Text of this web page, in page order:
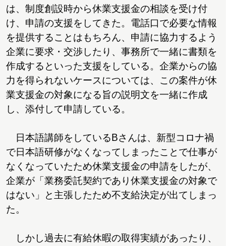
は、制度創設時から休業支援金の相談を受け付
け、申請の支援をしてきた。電話口で必要な情報
を提供することはもちろん、申請に協力するよう
企業に要求・交渉したり、事務所で一緒に書類を
作成するといった支援をしている。企業からの協
力を得られないケースについては、この案件が休
業支援金の対象になる旨の説明文を一緒に作成
し、添付して申請している。
日本語講師をしているBさんは、新型コロナ禍
で日本語研修がなくなってしまったことで仕事が
なくなっていたため休業支援金の申請をしたが、
企業が「業務委託契約であり休業支援金の対象で
はない」と主張したため不支給決定が出てしまっ
た。
しかし過去に有給休暇の取得実績があったり、